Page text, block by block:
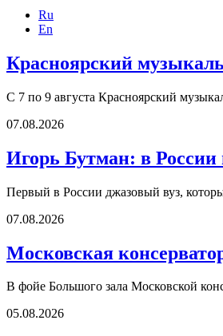
Ru
En
Красноярский
С 7 по 9 августа Красноярский
07.08.2026
Игорь Бутман: в
Первый в России джазовый вуз,
07.08.2026
Московская
В фойе Большого зала Московской
05.08.2026